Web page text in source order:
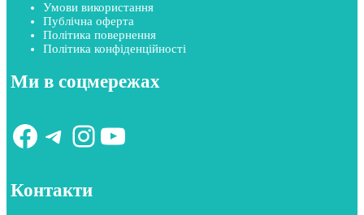
Умови використання
Публічна оферта
Політика повернення
Політика конфіденційності
Ми в соцмережах
Facebook
Telegram
Instagram
YouTube
Контакти